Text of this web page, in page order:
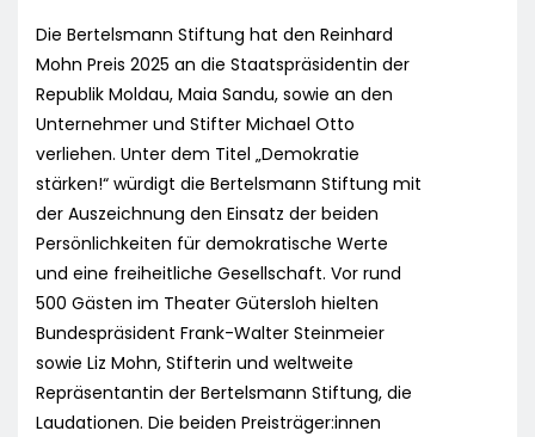
Die Bertelsmann Stiftung hat den Reinhard
Mohn Preis 2025 an die Staatspräsidentin der
Republik Moldau, Maia Sandu, sowie an den
Unternehmer und Stifter Michael Otto
verliehen. Unter dem Titel „Demokratie
stärken!“ würdigt die Bertelsmann Stiftung mit
der Auszeichnung den Einsatz der beiden
Persönlichkeiten für demokratische Werte
und eine freiheitliche Gesellschaft. Vor rund
500 Gästen im Theater Gütersloh hielten
Bundespräsident Frank-Walter Steinmeier
sowie Liz Mohn, Stifterin und weltweite
Repräsentantin der Bertelsmann Stiftung, die
Laudationen. Die beiden Preisträger:innen